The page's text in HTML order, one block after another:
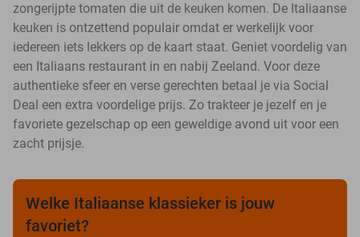
zongerijpte tomaten die uit de keuken komen. De Italiaanse
keuken is ontzettend populair omdat er werkelijk voor
iedereen iets lekkers op de kaart staat. Geniet voordelig van
een Italiaans restaurant in en nabij Zeeland. Voor deze
authentieke sfeer en verse gerechten betaal je via Social
Deal een extra voordelige prijs. Zo trakteer je jezelf en je
favoriete gezelschap op een geweldige avond uit voor een
zacht prijsje.
Welke Italiaanse klassieker is jouw
favoriet?